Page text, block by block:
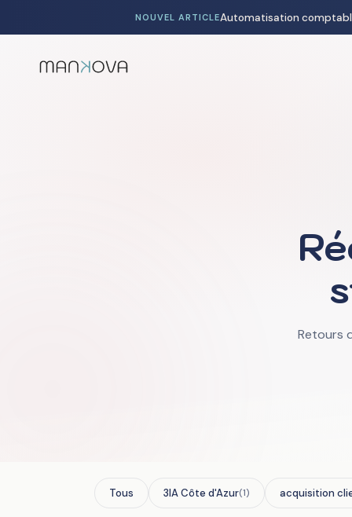
NOUVEL ARTICLE
Retours
Tous 3IA Côte d'Azur(1) acquisition